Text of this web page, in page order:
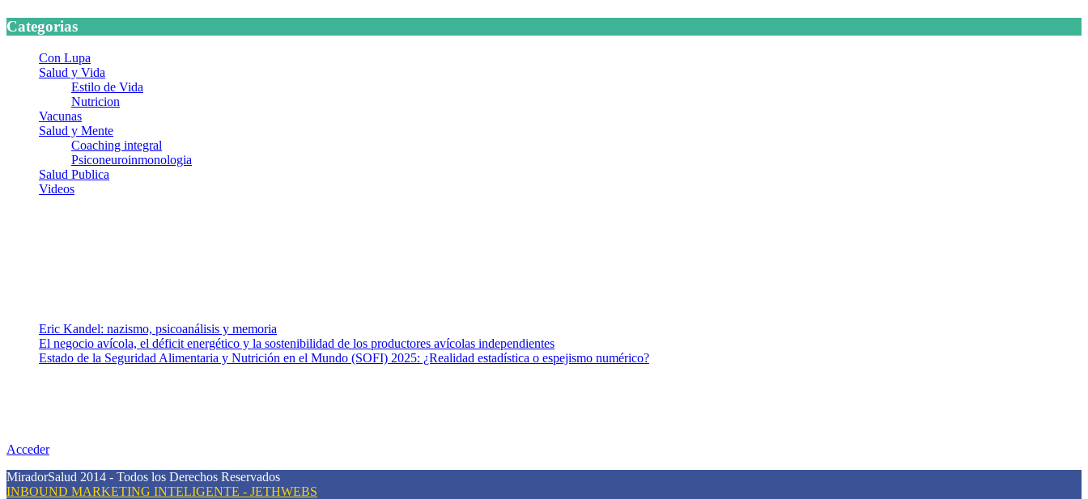
Categorias
Con Lupa
Salud y Vida
Estilo de Vida
Nutricion
Vacunas
Salud y Mente
Coaching integral
Psiconeuroinmonologia
Salud Publica
Videos
Eric Kandel: nazismo, psicoanálisis y memoria
El negocio avícola, el déficit energético y la sostenibilidad de los productores avícolas independientes
Estado de la Seguridad Alimentaria y Nutrición en el Mundo (SOFI) 2025: ¿Realidad estadística o espejismo numérico?
Acceder
MiradorSalud 2014 - Todos los Derechos Reservados
INBOUND MARKETING INTELIGENTE - JETHWEBS